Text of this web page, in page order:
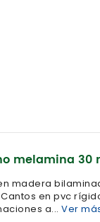
melamina 30
madera
en pvc
a...Ver